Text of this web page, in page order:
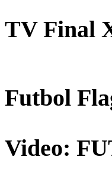
TV Final
Futbol
Video: